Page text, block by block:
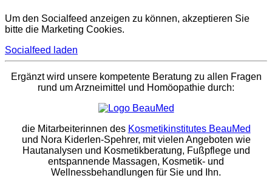
Um den Socialfeed anzeigen zu können, akzeptieren Sie
bitte die Marketing Cookies.
Socialfeed laden
Ergänzt wird unsere kompetente Beratung zu allen Fragen
rund um Arzneimittel und Homöopathie durch:
die Mitarbeiterinnen des Kosmetikinstitutes BeauMed
und Nora Kiderlen-Spehrer, mit vielen Angeboten wie
Hautanalysen und Kosmetikberatung, Fußpflege und
entspannende Massagen, Kosmetik- und
Wellnessbehandlungen für Sie und Ihn.